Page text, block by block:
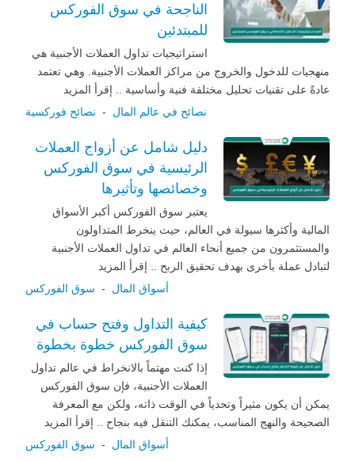
الناجحة في سوق الفوركس
للمبتدئين
استراتيجيات تداول العملات الأجنبية هي
منهجيات للدخول والخروج من مراكز العملات الأجنبية. وهي تعتمد
عادةً على تقنيات تحليل مختلفة فنية وأساسية .. إقرأ المزيد
نصائح في عالم المال - نصائح فوركسية
دليل شامل عن أزواج العملات
الرئيسية في سوق الفوركس
وخصائصها وتأثيرها
يعتبر سوق الفوركس أكبر الأسواق
المالية وأكثرها سيولة في العالم، حيث ينخرط المتداولون
والمستثمرون من جميع أنحاء العالم في تداول العملات الأجنبية
لتبادل عملة بأخرى بهدف تحقيق الربح .. إقرأ المزيد
أسواق المال - سوق الفوركس
كيفية التداول وفتح حساب في
سوق الفوركس خطوة بخطوة
إذا كنت مهتماً بالانخراط في عالم تداول
العملات الأجنبية، فإن سوق الفوركس
يمكن أن يكون مثيراً وتحدياً في الوقت ذاته، ولكن مع المعرفة
الصحيحة والنهج المناسب، يمكنك التنقل فيه بنجاح .. إقرأ المزيد
أسواق المال - سوق الفوركس